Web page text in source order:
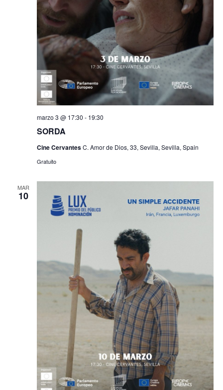
SORDA
marzo 3 @ 17:30 - 19:30
Cine CervantesC. Amor de Dios, 33, Sevilla, Sevilla, Spain
Gratuito
MAR
10